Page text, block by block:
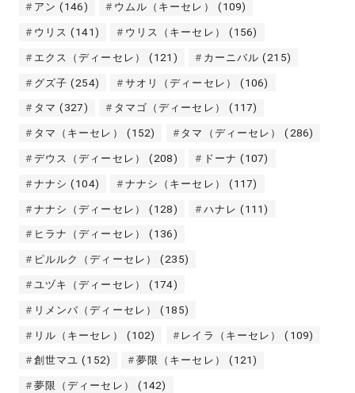
アン (146) ウムル（キーセレ） (109)
ウリス (141) ウリス（キーセレ） (156)
エクス（ディーセレ） (121) カーニバル (215)
グズ子 (254) サオリ（ディーセレ） (106)
タマ (327) タマゴ（ディーセレ） (117)
タマ（キーセレ） (152) タマ（ディーセレ） (286)
デウス（ディーセレ） (208) ドーナ (107)
ナナシ (104) ナナシ（キーセレ） (117)
ナナシ（ディーセレ） (128) ハナレ (111)
ヒラナ（ディーセレ） (136)
ピルルク（ディーセレ） (235)
ユヅキ（ディーセレ） (174)
リメンバ（ディーセレ） (185)
リル（キーセレ） (102) レイラ（キーセレ） (109)
創世マユ (152) 夢限（キーセレ） (121)
夢限（ディーセレ） (142)